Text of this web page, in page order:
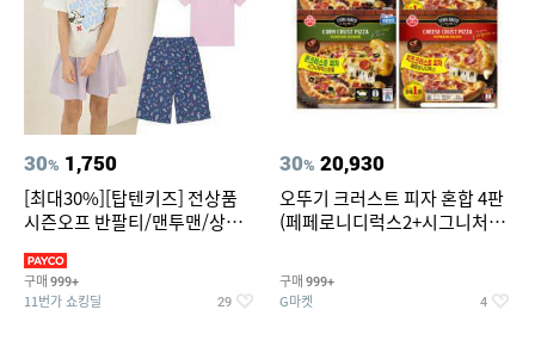
30% 1,750
[최대30%][탑텐키즈] 전상품
시즌오프 반팔티/맨투맨/상하
구매 999+
11번가 쇼킹딜 29
30% 20,930
오뚜기 크러스트 피자 혼합 4판
(페페로니디럭스2+시그니처익
구매 999+
G마켓 4